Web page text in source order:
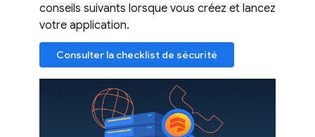
conseils suivants lorsque vous créez et lancez
votre application.
Consulter la checklist de sécurité